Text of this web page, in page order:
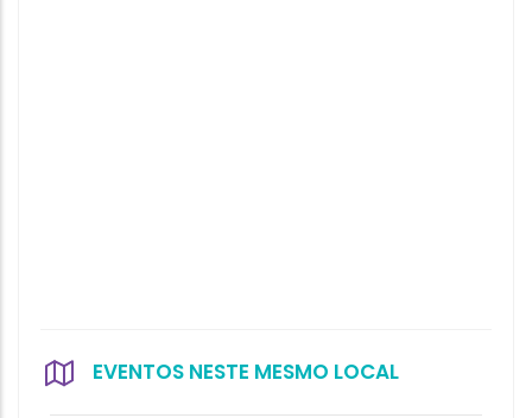
EVENTOS NESTE MESMO LOCAL